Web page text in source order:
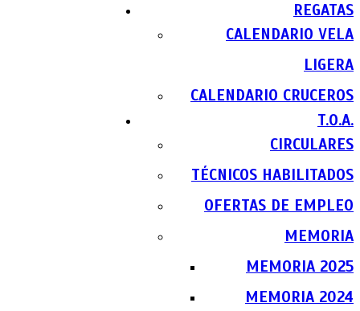
REGATAS
CALENDARIO VELA
LIGERA
CALENDARIO CRUCEROS
T.O.A.
CIRCULARES
TÉCNICOS HABILITADOS
OFERTAS DE EMPLEO
MEMORIA
MEMORIA 2025
MEMORIA 2024